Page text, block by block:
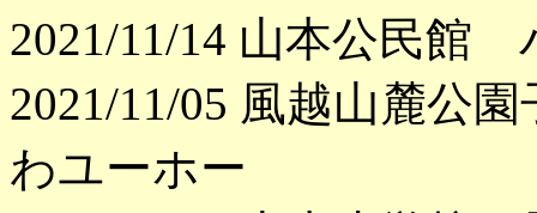
2021/11/14 山本公民館
2021/11/05 風越山麓公
わユーホー